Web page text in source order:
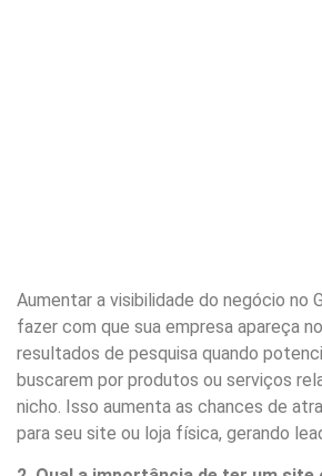
Aumentar a visibilidade do negócio no
fazer com que sua empresa apareça
resultados de pesquisa quando
buscarem por produtos ou serviços
nicho. Isso aumenta as chances de
para seu site ou loja física, gerando